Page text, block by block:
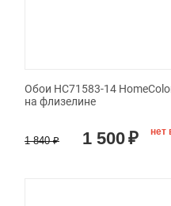
Обои HC71583-14
на флизелине
1 840 ₽ 1 500₽ нет